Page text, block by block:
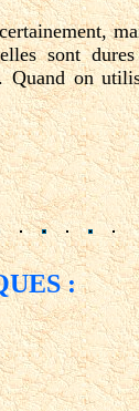
sont
Quand on
: